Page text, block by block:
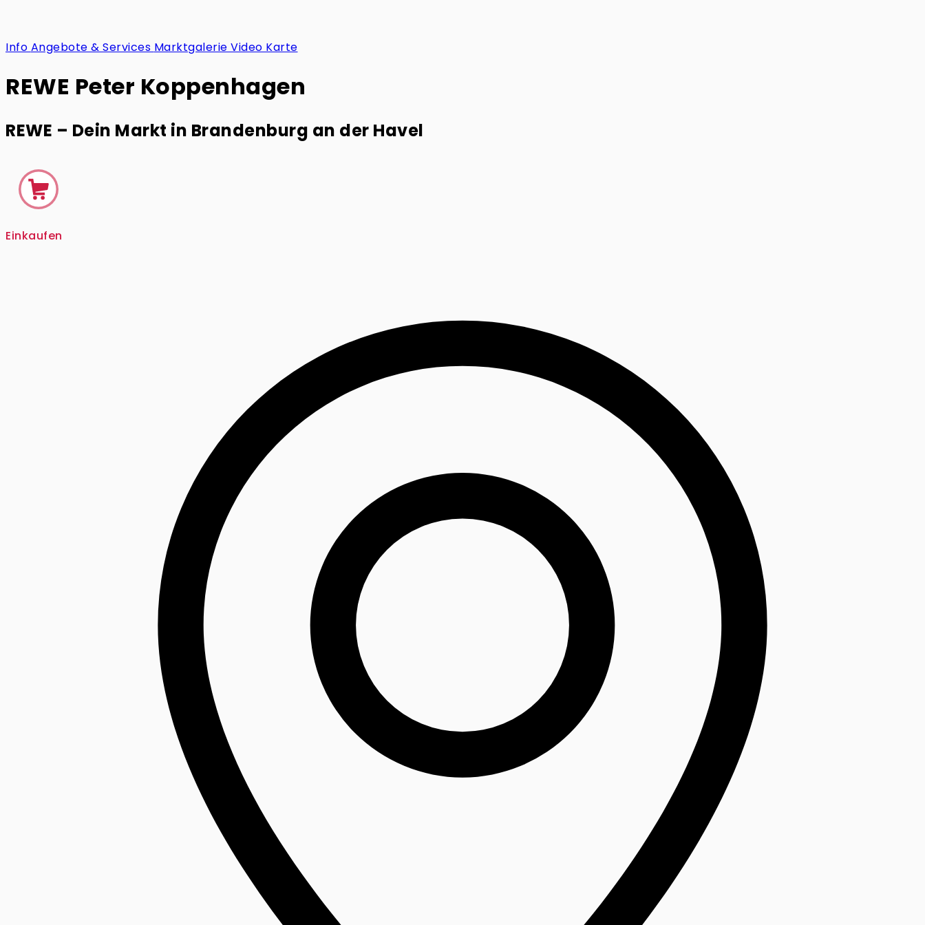
Info Angebote & Services Marktgalerie Video Karte
REWE Peter Koppenhagen
REWE – Dein Markt in Brandenburg an der Havel
Einkaufen